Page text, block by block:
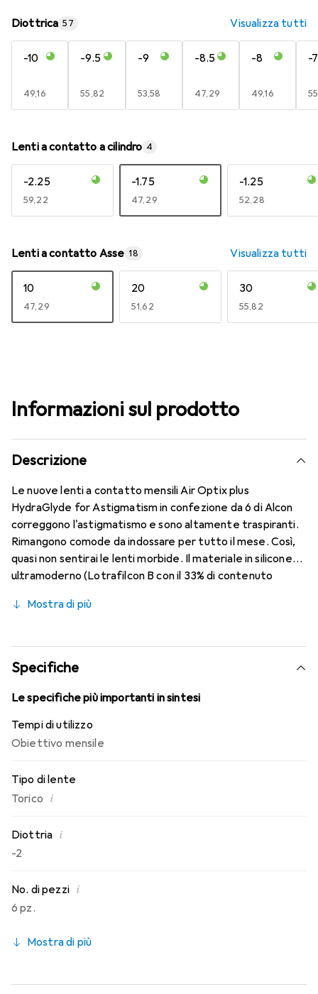
Diottrica 57 Visualizza tutti
-10
EUR
49,16
-9.5
EUR
55,82
-9
EUR
53,58
-8.5
EUR
47,29
-8
EUR
49,16
-
Lenti a contatto a cilindro 4
-2.25
EUR
59,22
-1.75
EUR
47,29
-1.25
EUR
52,28
Lenti a contatto Asse 18 Visualizza tutti
10
EUR
47,29
20
EUR
51,62
30
EUR
55,82
Informazioni sul prodotto
Descrizione
Le nuove lenti a contatto mensili Air Optix plus
HydraGlyde for Astigmatism in confezione da 6 di Alcon
correggono l'astigmatismo e sono altamente traspiranti.
Rimangono comode da indossare per tutto il mese. Così,
quasi non sentirai le lenti morbide. Il materiale in silicone
ultramoderno (Lotrafilcon B con il 33% di contenuto
Moisture Matrix e la nota tecnologia SmartShield,
conosci. Un comfort duraturo e senza interruzioni per
tutto il giorno con le lenti mensili.
Mostra di più
Specifiche
Le specifiche più importanti in sintesi
Tempi di utilizzo
Obiettivo mensile
Tipo di lente
Torico i
Diottria i
-2
No. di pezzi i
6 pz.
Mostra di più